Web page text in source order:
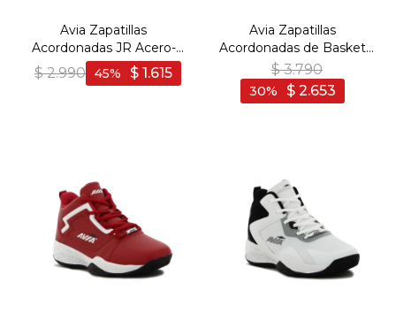
Avia Zapatillas
Acordonadas JR Acero-
White/Navy - Blanco-
Marino
$ 2.990 $ 1.615
45
Avia Zapatillas
Acordonadas de Basket
Para Hombre ONEUS
WHITE/ NAVY - Blanco-
Marino
$ 3.790
$ 2.653
30